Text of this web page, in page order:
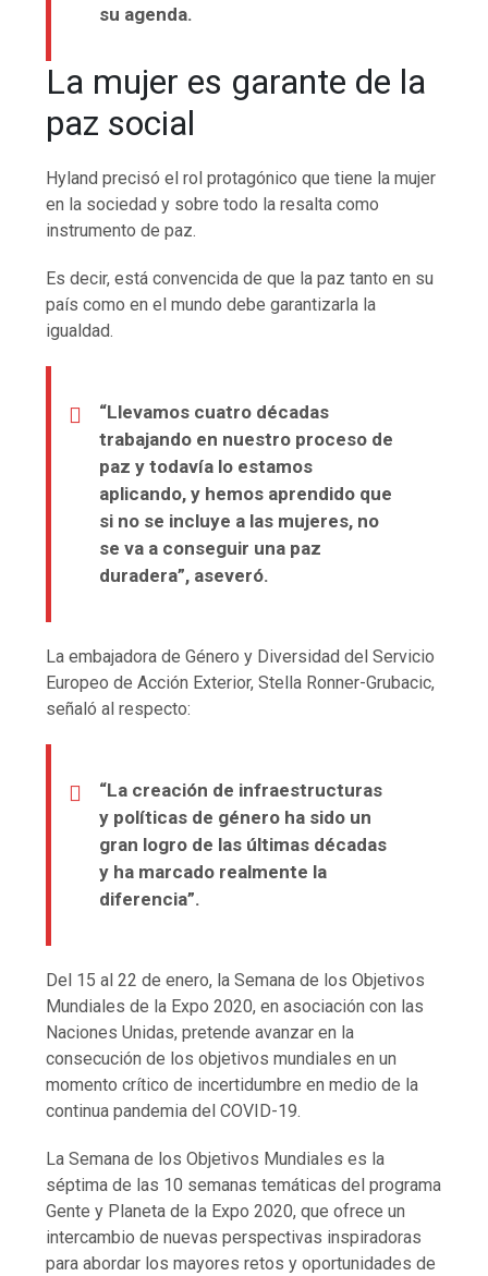
su agenda.
La mujer es garante de la
paz social
Hyland precisó el rol protagónico que tiene la mujer
en la sociedad y sobre todo la resalta como
instrumento de paz.
Es decir, está convencida de que la paz tanto en su
país como en el mundo debe garantizarla la
igualdad.
“Llevamos cuatro décadas
trabajando en nuestro proceso de
paz y todavía lo estamos
aplicando, y hemos aprendido que
si no se incluye a las mujeres, no
se va a conseguir una paz
duradera”, aseveró.
La embajadora de Género y Diversidad del Servicio
Europeo de Acción Exterior, Stella Ronner-Grubacic,
señaló al respecto:
“La creación de infraestructuras
y políticas de género ha sido un
gran logro de las últimas décadas
y ha marcado realmente la
diferencia”.
Del 15 al 22 de enero, la Semana de los Objetivos
Mundiales de la Expo 2020, en asociación con las
Naciones Unidas, pretende avanzar en la
consecución de los objetivos mundiales en un
momento crítico de incertidumbre en medio de la
continua pandemia del COVID-19.
La Semana de los Objetivos Mundiales es la
séptima de las 10 semanas temáticas del programa
Gente y Planeta de la Expo 2020, que ofrece un
intercambio de nuevas perspectivas inspiradoras
para abordar los mayores retos y oportunidades de